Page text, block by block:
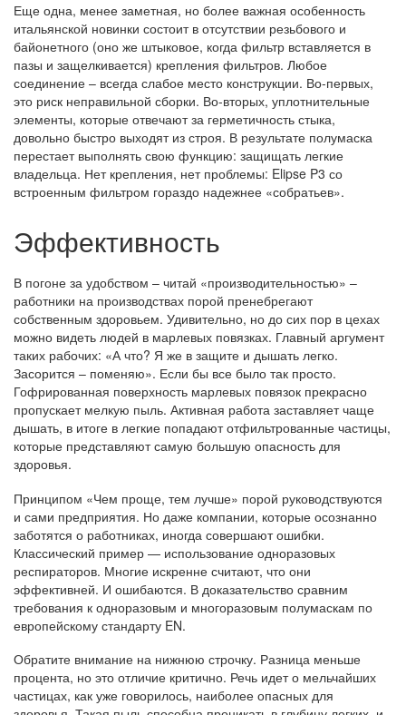
Еще одна, менее заметная, но более важная особенность
итальянской новинки состоит в отсутствии резьбового и
байонетного (оно же штыковое, когда фильтр вставляется в
пазы и защелкивается) крепления фильтров. Любое
соединение – всегда слабое место конструкции. Во-первых,
это риск неправильной сборки. Во-вторых, уплотнительные
элементы, которые отвечают за герметичность стыка,
довольно быстро выходят из строя. В результате полумаска
перестает выполнять свою функцию: защищать легкие
владельца. Нет крепления, нет проблемы: Elipse P3 со
встроенным фильтром гораздо надежнее «собратьев».
Эффективность
В погоне за удобством – читай «производительностью» –
работники на производствах порой пренебрегают
собственным здоровьем. Удивительно, но до сих пор в цехах
можно видеть людей в марлевых повязках. Главный аргумент
таких рабочих: «А что? Я же в защите и дышать легко.
Засорится – поменяю». Если бы все было так просто.
Гофрированная поверхность марлевых повязок прекрасно
пропускает мелкую пыль. Активная работа заставляет чаще
дышать, в итоге в легкие попадают отфильтрованные частицы,
которые представляют самую большую опасность для
здоровья.
Принципом «Чем проще, тем лучше» порой руководствуются
и сами предприятия. Но даже компании, которые осознанно
заботятся о работниках, иногда совершают ошибки.
Классический пример — использование одноразовых
респираторов. Многие искренне считают, что они
эффективней. И ошибаются. В доказательство сравним
требования к одноразовым и многоразовым полумаскам по
европейскому стандарту EN.
Обратите внимание на нижнюю строчку. Разница меньше
процента, но это отличие критично. Речь идет о мельчайших
частицах, как уже говорилось, наиболее опасных для